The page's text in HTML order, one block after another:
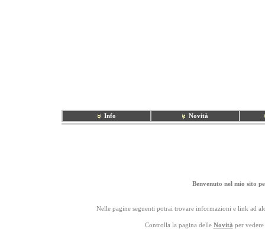
Info Novità
Benvenuto nel mio sito
Nelle pagine seguenti potrai trovare informazioni e link ad
Controlla la pagina delle Novità per